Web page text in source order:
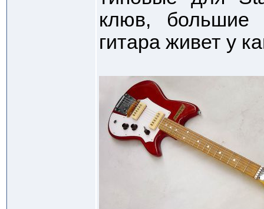
клюв, большие
гитара живет у